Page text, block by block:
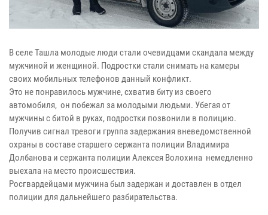
В селе Ташла молодые люди стали очевидцами скандала между
мужчиной и женщиной. Подростки стали снимать на камеры
своих мобильных телефонов данный конфликт.
Это не понравилось мужчине, схватив биту из своего
автомобиля, он побежал за молодыми людьми. Убегая от
мужчины с битой в руках, подростки позвонили в полицию.
Получив сигнал тревоги группа задержания вневедомственной
охраны в составе старшего сержанта полиции Владимира
Долбанова и сержанта полиции Алексея Волохина немедленно
выехала на место происшествия.
Росгвардейцами мужчина был задержан и доставлен в отдел
полиции для дальнейшего разбирательства.